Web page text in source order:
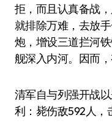
拒，而且认真备战
就排除万难，去放
炮，增设三道拦河
舰深入内河。因而
清军自与列强开战
利：毙伤敌592人，